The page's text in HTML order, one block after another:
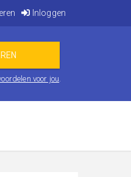
Inloggen
voor jou.